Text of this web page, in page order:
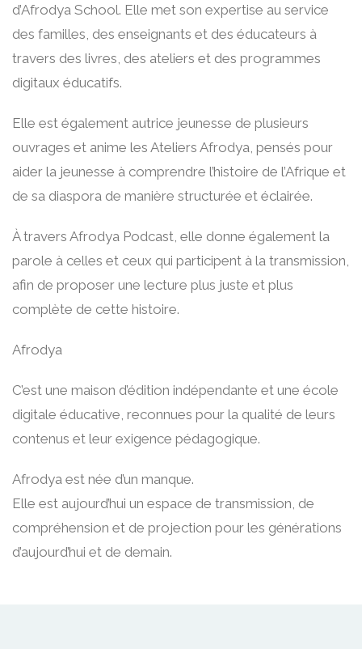
d’Afrodya School. Elle met son expertise au service
des familles, des enseignants et des éducateurs à
travers des livres, des ateliers et des programmes
digitaux éducatifs.
Elle est également autrice jeunesse de plusieurs
ouvrages et anime les Ateliers Afrodya, pensés pour
aider la jeunesse à comprendre l’histoire de l’Afrique et
de sa diaspora de manière structurée et éclairée.
À travers Afrodya Podcast, elle donne également la
parole à celles et ceux qui participent à la transmission,
afin de proposer une lecture plus juste et plus
complète de cette histoire.
Afrodya
C’est une maison d’édition indépendante et une école
digitale éducative, reconnues pour la qualité de leurs
contenus et leur exigence pédagogique.
Afrodya est née d’un manque.
Elle est aujourd’hui un espace de transmission, de
compréhension et de projection pour les générations
d’aujourd’hui et de demain.